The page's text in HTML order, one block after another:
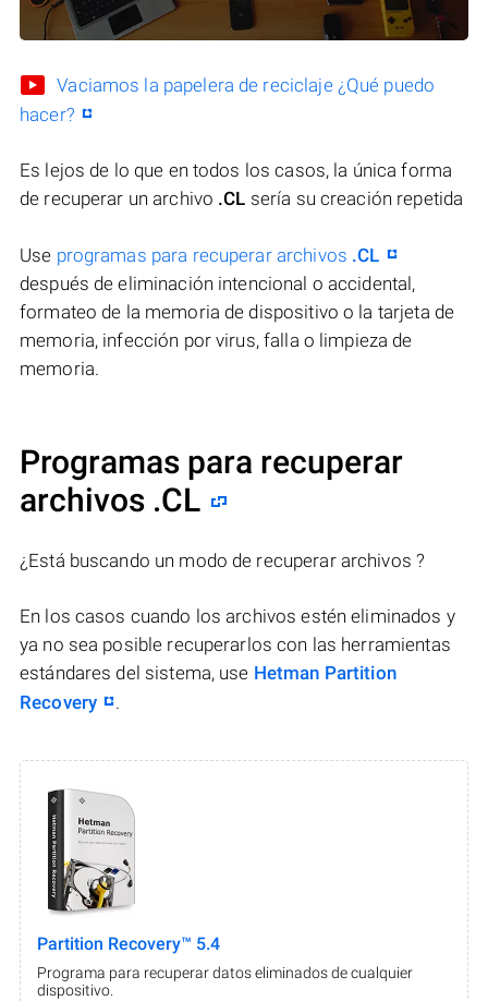
Vaciamos la papelera de reciclaje ¿Qué puedo
hacer?
Es lejos de lo que en todos los casos, la única forma
de recuperar un archivo .CL sería su creación repetida
Use programas para recuperar archivos .CL
después de eliminación intencional o accidental,
formateo de la memoria de dispositivo o la tarjeta de
memoria, infección por virus, falla o limpieza de
memoria.
Programas para recuperar
archivos .CL
¿Está buscando un modo de recuperar archivos ?
En los casos cuando los archivos estén eliminados y
ya no sea posible recuperarlos con las herramientas
estándares del sistema, use Hetman Partition
Recovery
.
Partition Recovery™ 5.4
Programa para recuperar datos eliminados de cualquier
dispositivo.